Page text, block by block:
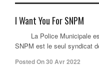
I Want You For SNPM
La Police Municipale est
SNPM est le seul syndicat
Posted On 30 Avr 2022